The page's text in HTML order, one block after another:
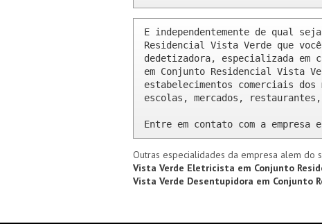
E independentemente de qual
Residencial Vista Verde que
dedetizadora, especializada em
em Conjunto Residencial Vista
estabelecimentos comerciais
escolas, mercados,
Entre em contato com a empresa
Outras especialidades da empresa alem do
Vista Verde Eletricista em Conjunto
Vista Verde Desentupidora em Conjunto